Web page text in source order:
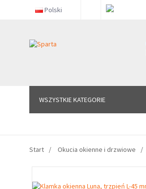
Polski
WSZYSTKIE KATEGORIE
WSZYSTKIE KATEGORIE
Start Okucia okienne i drzwiowe